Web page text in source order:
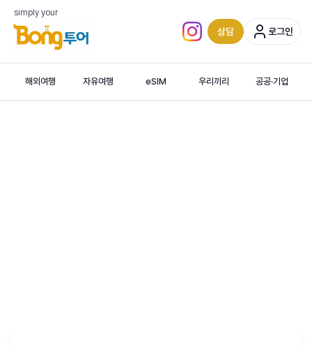
simply your
인스타그램 (새 탭)
상담 로그인
해외여행 자유여행 eSIM 우리끼리 공공·기업